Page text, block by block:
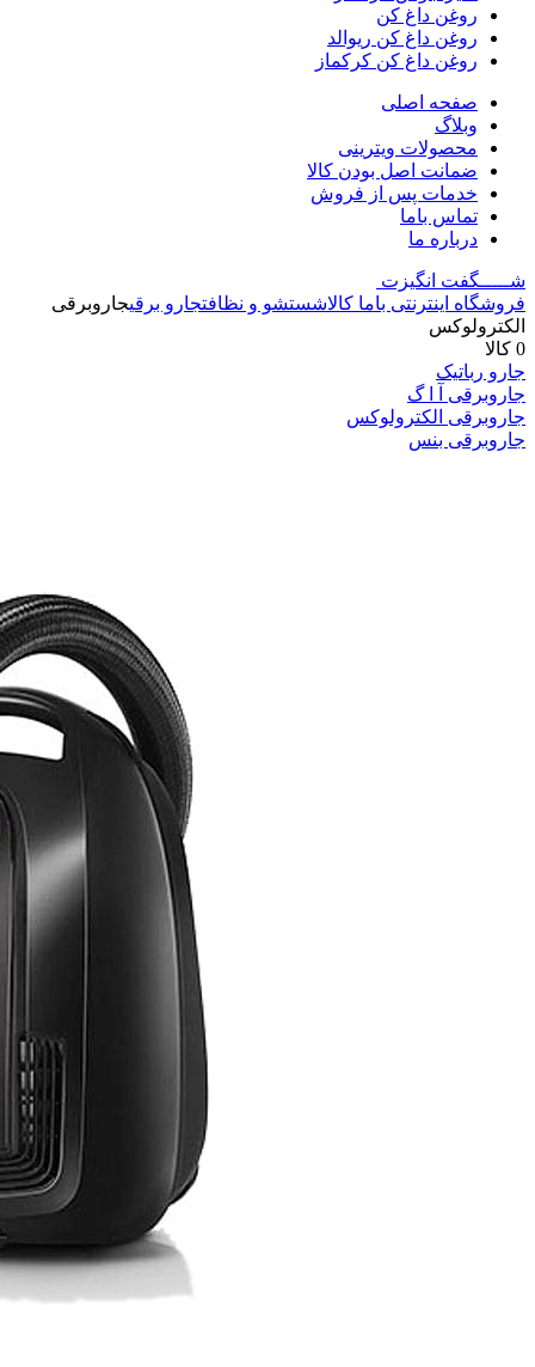
روغن داغ کن
روغن داغ کن ریوالد
روغن داغ کن کرکماز
صفحه اصلی
وبلاگ
محصولات ویترینی
ضمانت اصل بودن کالا
خدمات پس از فروش
تماس باما
درباره ما
شـــــگفت انگیزت
فروشگاه اینترنتی باما کالاشستشو و نظافتجارو برقیجاروبرقی
الکترولوکس
0 کالا
جارو رباتیک
جاروبرقی آ ا گ
جاروبرقی الکترولوکس
جاروبرقی بنس